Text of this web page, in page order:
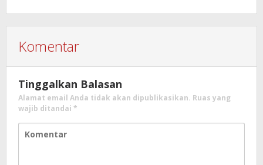
Komentar
Tinggalkan Balasan
Alamat email Anda tidak akan dipublikasikan. Ruas yang
wajib ditandai *